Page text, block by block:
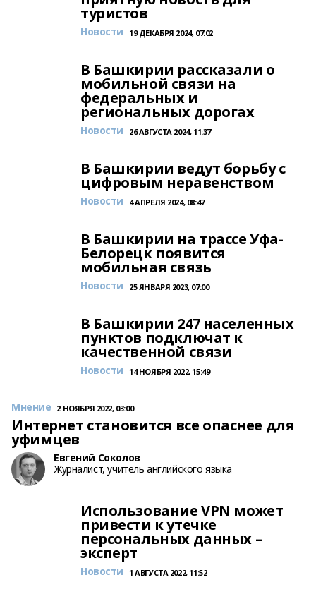
туристов
Новости 19 ДЕКАБРЯ 2024, 07:02
В Башкирии рассказали о
мобильной связи на
федеральных и
региональных дорогах
Новости 26 АВГУСТА 2024, 11:37
В Башкирии ведут борьбу с
цифровым неравенством
Новости 4 АПРЕЛЯ 2024, 08:47
В Башкирии на трассе Уфа-
Белорецк появится
мобильная связь
Новости 25 ЯНВАРЯ 2023, 07:00
В Башкирии 247 населенных
пунктов подключат к
качественной связи
Новости 14 НОЯБРЯ 2022, 15:49
Интернет становится все опаснее для
уфимцев
Мнение 2 НОЯБРЯ 2022, 03:00
Евгений Соколов
Журналист, учитель английского языка
Использование VPN может
привести к утечке
персональных данных –
эксперт
Новости 1 АВГУСТА 2022, 11:52